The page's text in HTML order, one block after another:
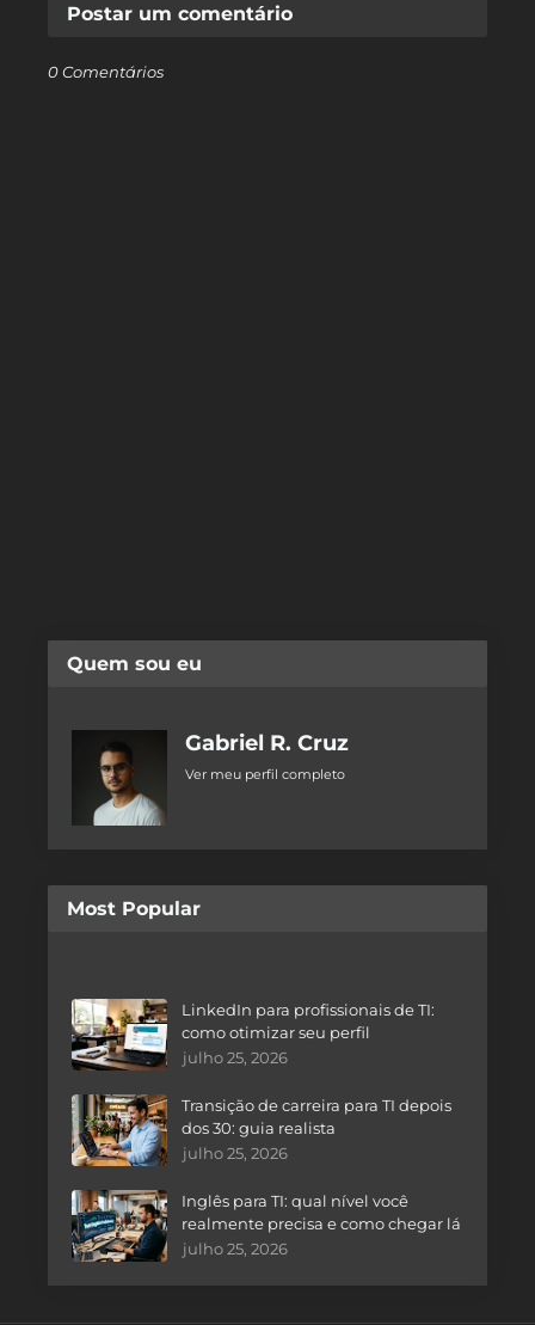
Postar um comentário
0 Comentários
Quem sou eu
Gabriel R. Cruz
Ver meu perfil completo
Most Popular
LinkedIn para profissionais de TI:
como otimizar seu perfil
julho 25, 2026
Transição de carreira para TI depois
dos 30: guia realista
julho 25, 2026
Inglês para TI: qual nível você
realmente precisa e como chegar lá
julho 25, 2026